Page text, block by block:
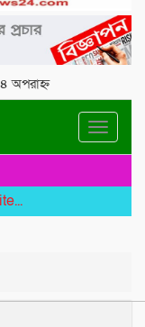
অপরাহ্ন
Toggle